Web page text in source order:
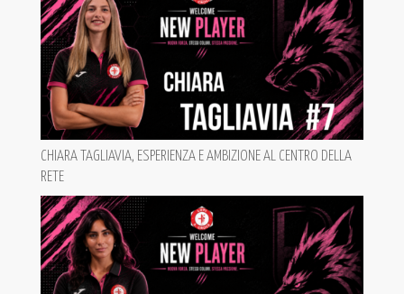
CHIARA TAGLIAVIA, ESPERIENZA E AMBIZIONE AL CENTRO DELLA
RETE